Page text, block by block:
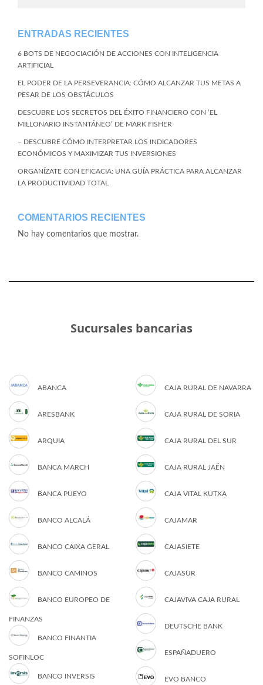
ENTRADAS RECIENTES
6 BOTS DE NEGOCIACIÓN DE ACCIONES CON INTELIGENCIA
ARTIFICIAL
EL PODER DE LA PERSEVERANCIA: CÓMO ALCANZAR TUS METAS A
PESAR DE LOS OBSTÁCULOS
DESCUBRE LOS SECRETOS DEL ÉXITO FINANCIERO CON ‘EL
MILLONARIO INSTANTÁNEO’ DE MARK FISHER
– DESCUBRE CÓMO INTERPRETAR LOS INDICADORES
ECONÓMICOS Y MAXIMIZAR TUS INVERSIONES
ORGANÍZATE CON EFICACIA: UNA GUÍA PRÁCTICA PARA ALCANZAR
LA PRODUCTIVIDAD TOTAL
COMENTARIOS RECIENTES
No hay comentarios que mostrar.
Sucursales bancarias
ABANCA
ARESBANK
ARQUIA
BANCA MARCH
BANCA PUEYO
BANCO ALCALÁ
BANCO CAIXA GERAL
BANCO CAMINOS
BANCO EUROPEO DE
FINANZAS
BANCO FINANTIA
SOFINLOC
BANCO INVERSIS
CAJA RURAL DE NAVARRA
CAJA RURAL DE SORIA
CAJA RURAL DEL SUR
CAJA RURAL JAÉN
CAJA VITAL KUTXA
CAJAMAR
CAJASIETE
CAJASUR
CAJAVIVA CAJA RURAL
DEUTSCHE BANK
ESPAÑADUERO
EVO BANCO